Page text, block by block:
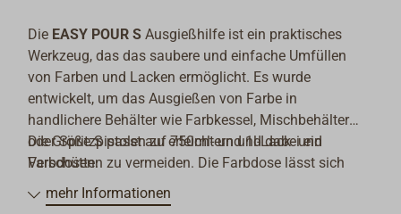
Die EASY POUR SAusgießhilfe ist ein praktisches
Werkzeug, das das saubere und einfache Umfüllen
von Farben und Lacken ermöglicht. Es wurde
entwickelt, um das Ausgießen von Farbe in
handlichere Behälter wie Farbkessel, Mischbehälter
oder Spritzpistolen zu erleichtern und dabei ein
Verschütten zu vermeiden. Die Farbdose lässt sich
darum problemlos wieder luftdicht verschließen, ohne
dass die Farbe verunreinigt wird oder eintrocknet. Der
Die Größe S passt auf 750ml- und 1l-Lack- und
Farbdosen.
mehr Informationen